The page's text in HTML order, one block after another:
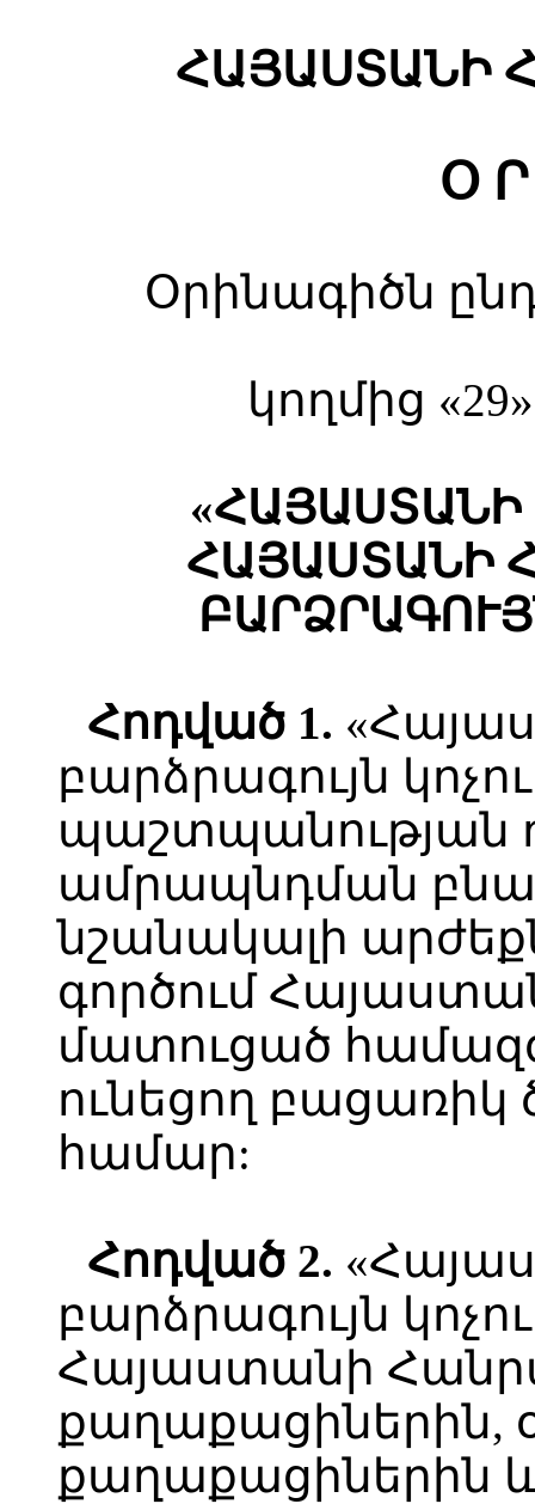
ՀԱՅԱՍՏԱՆԻ
Օ
Օրինագիծն
կողմից
ՀԱՅԱՍՏԱՆԻ
Հոդված 1.
բարձրագույն
պաշտպանության
ամրապնդման
նշանակալի
գործում
մատուցած
ունեցող բացառիկ
համար:
Հոդված 2.
բարձրագույն
Հայաստանի
քաղաքացիներին,
քաղաքացիներին